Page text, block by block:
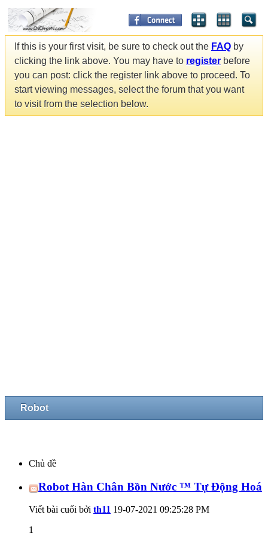
If this is your first visit, be sure to check out the FAQ by
clicking the link above. You may have to register before
you can post: click the register link above to proceed. To
start viewing messages, select the forum that you want
to visit from the selection below.
Robot
Chủ đề
Robot Hàn Chân Bồn Nước ™ Tự Động Hoá
Viết bài cuối bởi th11 19-07-2021 09:25:28 PM
1